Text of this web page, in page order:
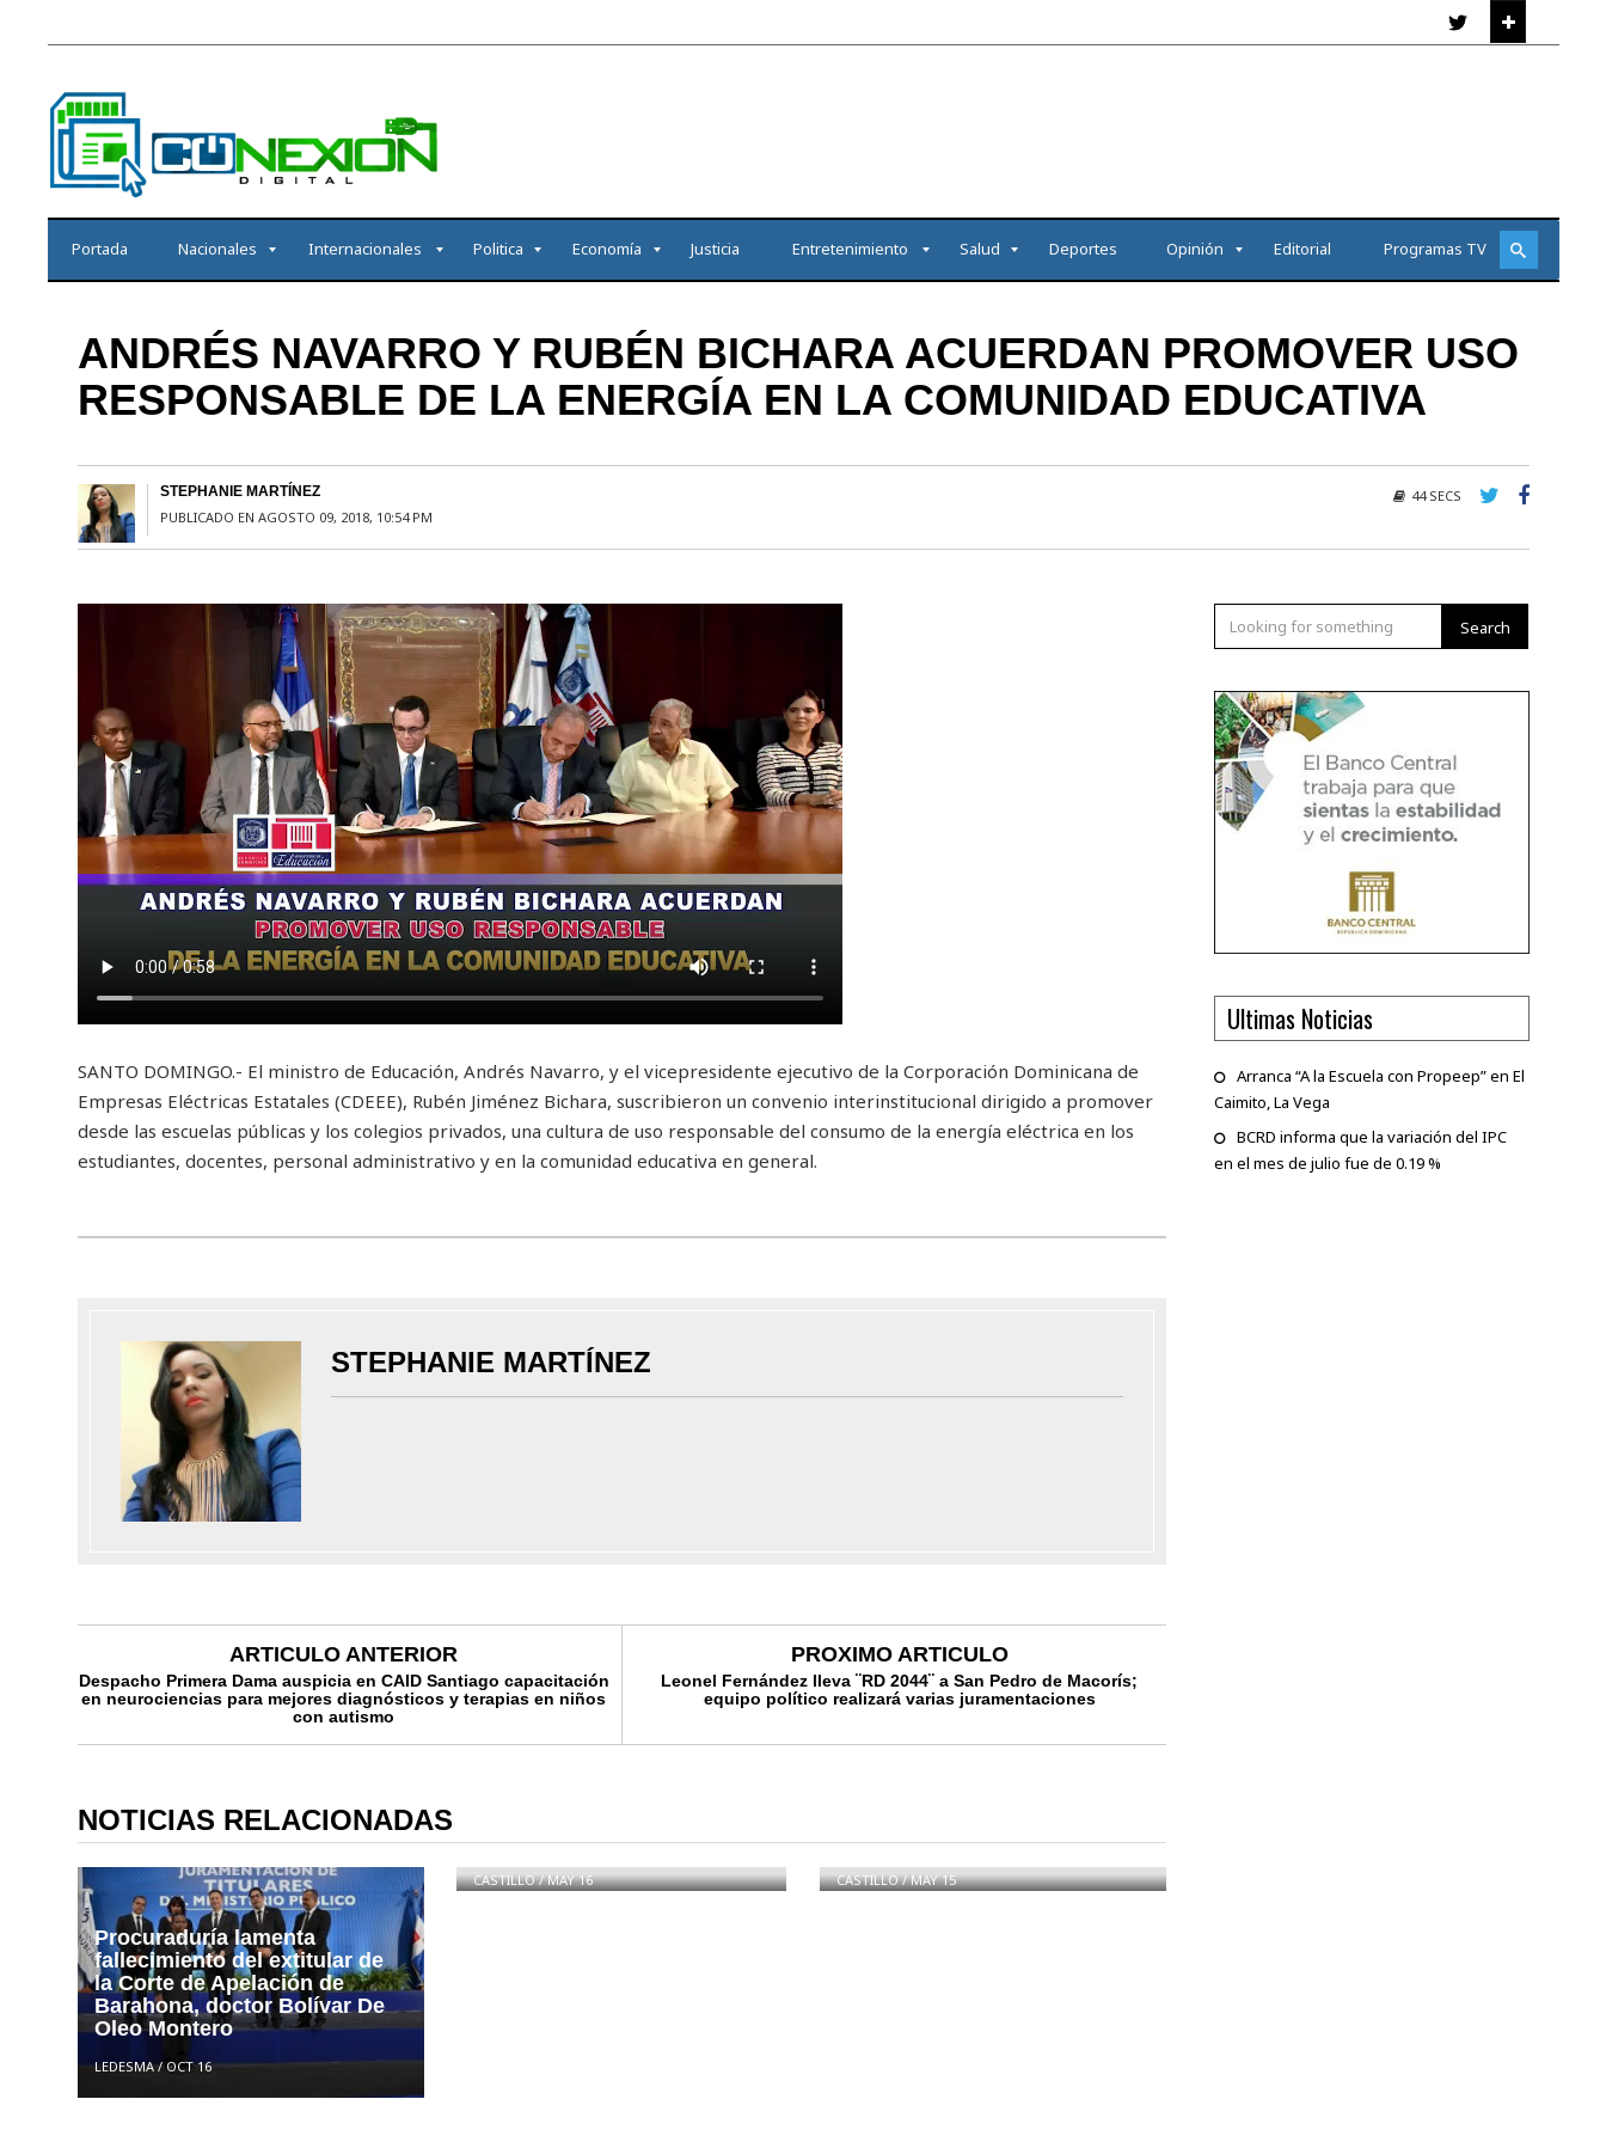
Portada Nacionales Internacionales Politica Economía Justicia Entretenimiento Salud Deportes Opinión Editorial Programas TV
ANDRÉS NAVARRO Y RUBÉN BICHARA ACUERDAN PROMOVER USO
RESPONSABLE DE LA ENERGÍA EN LA COMUNIDAD EDUCATIVA
STEPHANIE MARTÍNEZ
PUBLICADO EN AGOSTO 09, 2018, 10:54 PM
44 SECS
SANTO DOMINGO.- El ministro de Educación, Andrés Navarro, y el vicepresidente ejecutivo de la Corporación Dominicana de
Empresas Eléctricas Estatales (CDEEE), Rubén Jiménez Bichara, suscribieron un convenio interinstitucional dirigido a promover
desde las escuelas públicas y los colegios privados, una cultura de uso responsable del consumo de la energía eléctrica en los
estudiantes, docentes, personal administrativo y en la comunidad educativa en general.
STEPHANIE MARTÍNEZ
ARTICULO ANTERIOR
Despacho Primera Dama auspicia en CAID Santiago capacitación
en neurociencias para mejores diagnósticos y terapias en niños
con autismo
PROXIMO ARTICULO
Leonel Fernández lleva ¨RD 2044¨ a San Pedro de Macorís;
equipo político realizará varias juramentaciones
NOTICIAS RELACIONADAS
Procuraduría lamenta
fallecimiento del extitular de
la Corte de Apelación de
Barahona, doctor Bolívar De
Oleo Montero
LEDESMA/ OCT 16
LEONELISTA ADVIERTE
MORALMENTE»
CASTILLO/MAY 16
pacto contra la reelección
CASTILLO/MAY 15
Search
Ultimas Noticias
Arranca “A la Escuela con Propeep” en El
Caimito, La Vega
BCRD informa que la variación del IPC
en el mes de julio fue de 0.19 %